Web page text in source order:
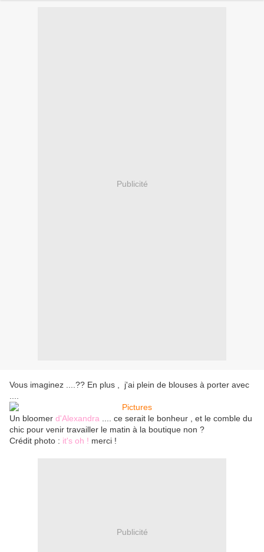
Publicité
Vous imaginez ....?? En plus , j'ai plein de blouses à porter avec
Un bloomer d'Alexandra .... ce serait le bonheur , et le comble du
chic pour venir travailler le matin à la boutique non ?
Crédit photo : it's oh ! merci !
Publicité